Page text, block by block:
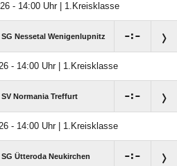
- 14:00 Uhr | 1.Kreisklasse
SG Nessetal Wenigenlupnitz :
- 14:00 Uhr | 1.Kreisklasse
SV Normania Treffurt :
- 14:00 Uhr | 1.Kreisklasse
SG Ütteroda Neukirchen :